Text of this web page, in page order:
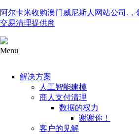
阿尔卡米收购澳门威尼斯人网站公司.
交易清理提供商
Menu
解决方案
人工智能建模
商人支付清理
数据的权力
谢谢你！
客户的见解